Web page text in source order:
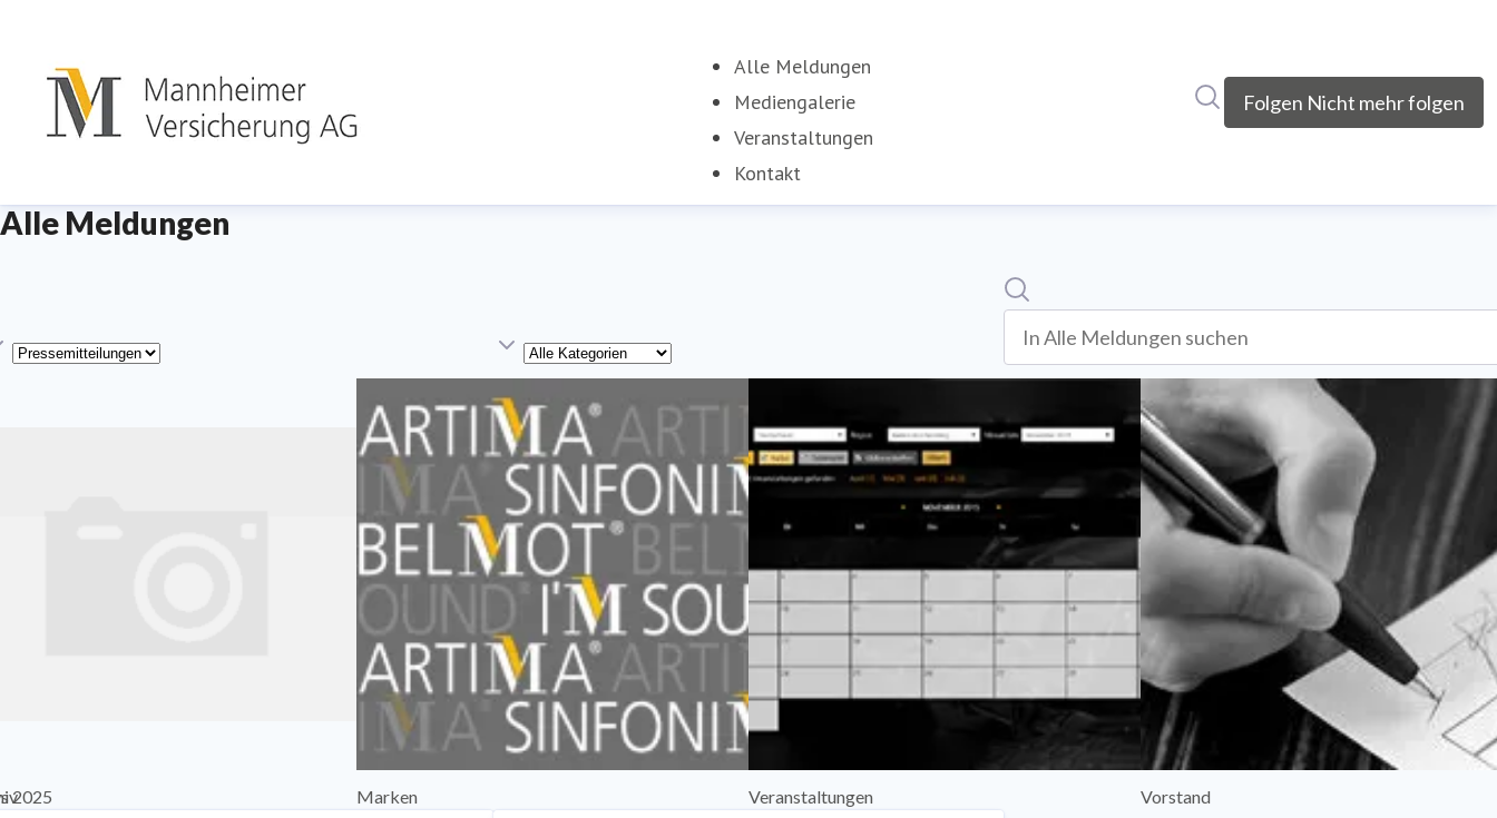
Alle Meldungen
Mediengalerie
Veranstaltungen
Kontakt
Folgen Nicht mehr folgen
Alle Meldungen
Kategorie
Suche
In alle meldungen suchen
2025 Marken Veranstaltungen Vorstand